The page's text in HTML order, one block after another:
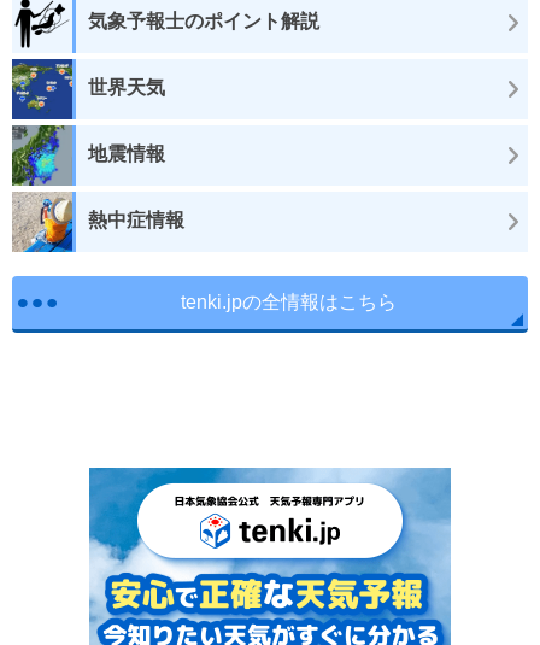
気象予報士のポイント解説
世界天気
地震情報
熱中症情報
tenki.jpの全情報はこちら